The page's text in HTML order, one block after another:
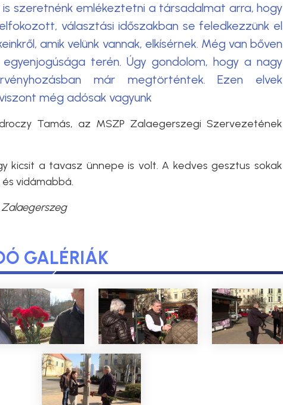
is szeretnénk emlékeztetni a társadalmat arra, hogy
választási időszakban se feledkezzünk el
amik velünk vannak, elkísérnek. Még van bőven
terén. Úgy gondolom, hogy a nagy
már megtörténtek. Ezen elvek
még adósak vagyunk
Tamás, az MSZP Zalaegerszegi Szervezetének
kicsit a tavasz ünnepe is volt. A kedves gesztus sokak
vidámabbá.
GALÉRIÁK